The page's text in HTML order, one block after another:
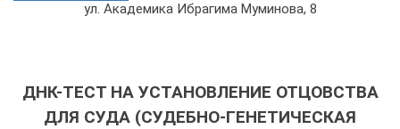
ул. Академика Ибрагима Муминова, 8
ДНК-ТЕСТ НА УСТАНОВЛЕНИЕ ОТЦОВСТВА
ДЛЯ СУДА (СУДЕБНО-ГЕНЕТИЧЕСКАЯ